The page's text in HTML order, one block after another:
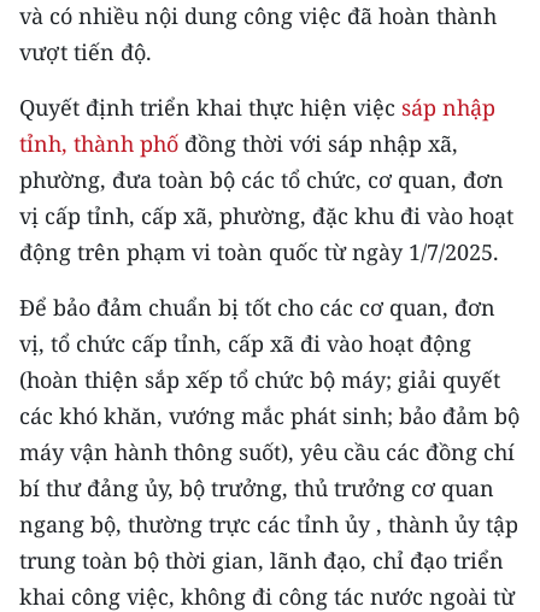
Media Khoa học - Công nghệ
Media Môi trường
Ảnh
Infographic
TIN MỚI
TIN ĐỊA PHƯƠNG
Trung du và miền núi phía Bắc
Đồng bằng sông Hồng
Bắc Trung Bộ
Duyên hải Nam Trung Bộ và Tây
Nguyên
và có nhiều nội dung công việc đã hoàn thành
vượt tiến độ.
Quyết định triển khai thực hiện việc sáp nhập
tỉnh, thành phố đồng thời với sáp nhập xã,
phường, đưa toàn bộ các tổ chức, cơ quan, đơn
vị cấp tỉnh, cấp xã, phường, đặc khu đi vào hoạt
động trên phạm vi toàn quốc từ ngày 1/7/2025.
Để bảo đảm chuẩn bị tốt cho các cơ quan, đơn
vị, tổ chức cấp tỉnh, cấp xã đi vào hoạt động
(hoàn thiện sắp xếp tổ chức bộ máy; giải quyết
các khó khăn, vướng mắc phát sinh; bảo đảm bộ
máy vận hành thông suốt), yêu cầu các đồng chí
bí thư đảng ủy, bộ trưởng, thủ trưởng cơ quan
ngang bộ, thường trực các tỉnh ủy , thành ủy tập
trung toàn bộ thời gian, lãnh đạo, chỉ đạo triển
khai công việc, không đi công tác nước ngoài từ